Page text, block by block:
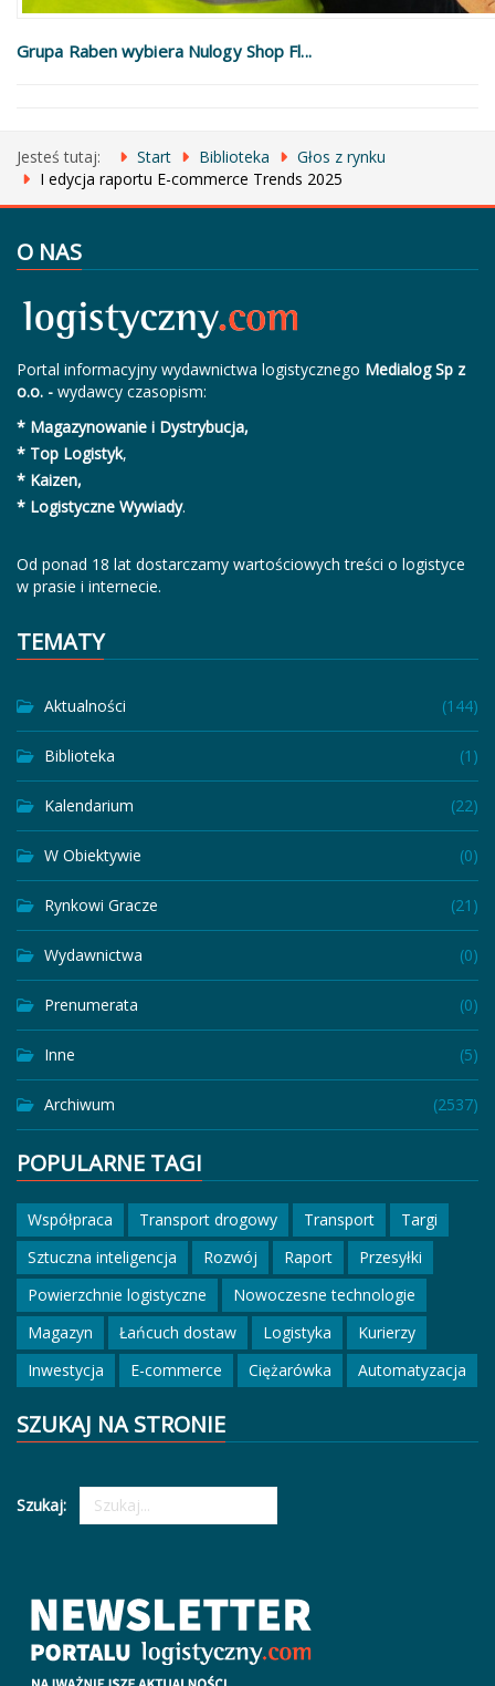
Grupa Raben wybiera Nulogy Shop Fl...
Jesteś tutaj: Start Biblioteka
Głos z rynku
I edycja raportu E-commerce Trends 2025
O NAS
Portal informacyjny wydawnictwa logistycznego Medialog Sp z
o.o. - wydawcy czasopism:
* Magazynowanie i Dystrybucja,
* Top Logistyk,
* Kaizen,
* Logistyczne Wywiady.
Od ponad 18 lat dostarczamy wartościowych treści o logistyce
w prasie i internecie.
TEMATY
Aktualności (144)
Biblioteka (1)
Kalendarium (22)
W Obiektywie (0)
Rynkowi Gracze (21)
Wydawnictwa (0)
Prenumerata (0)
Inne (5)
Archiwum (2537)
POPULARNE TAGI
Współpraca Transport drogowy Transport
Targi
Sztuczna inteligencja
Rozwój Raport
Przesyłki
Powierzchnie logistyczne
Nowoczesne technologie
Magazyn
Łańcuch dostaw Logistyka
Kurierzy
Inwestycja
E-commerce Ciężarówka Automatyzacja
SZUKAJ NA STRONIE
Szukaj: